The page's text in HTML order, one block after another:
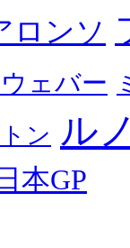
ロンソ
ェバー
ン ル
日本GP